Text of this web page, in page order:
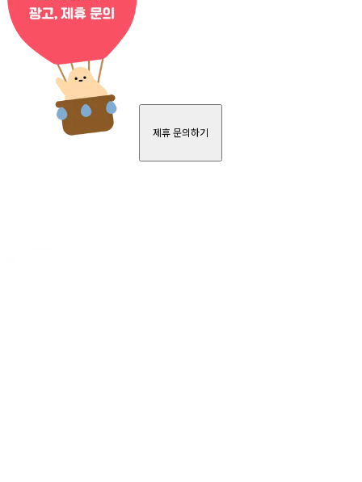
제휴 문의하기